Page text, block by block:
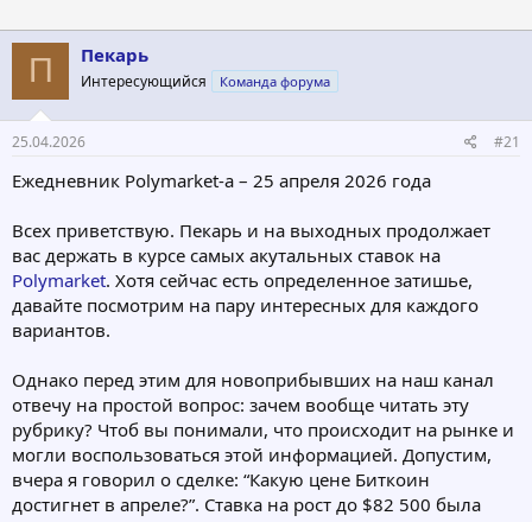
т
е
м
ы
т
а
а
ч
л
а
П Пекарь
Интересующийся Команда форума
25.04.2026 #21
Ежедневник Polymarket-а – 25 апреля 2026 года
Всех приветствую. Пекарь и на выходных продолжает
вас держать в курсе самых акутальных ставок на
Polymarket. Хотя сейчас есть определенное затишье,
давайте посмотрим на пару интересных для каждого
вариантов.
Однако перед этим для новоприбывших на наш канал
отвечу на простой вопрос: зачем вообще читать эту
рубрику? Чтоб вы понимали, что происходит на рынке и
могли воспользоваться этой информацией. Допустим,
вчера я говорил о сделке: “Какую цене Биткоин
достигнет в апреле?”. Ставка на рост до $82 500 была